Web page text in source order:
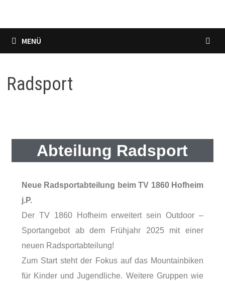
MENÜ
Radsport
Abteilung Radsport
Neue Radsportabteilung beim TV 1860 Hofheim
j.P.
Der TV 1860 Hofheim erweitert sein Outdoor –
Sportangebot ab dem Frühjahr 2025 mit einer
neuen Radsportabteilung!
Zum Start steht der Fokus auf das Mountainbiken
für Kinder und Jugendliche. Weitere Gruppen wie